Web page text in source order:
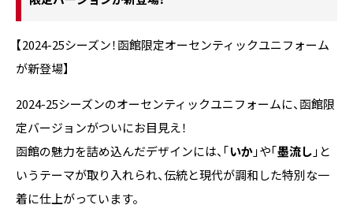
【2024-25シーズン！函館限定オーセンティックユニフォーム
が新登場】
2024-25シーズンのオーセンティックユニフォームに、函館限
定バージョンがついにお目見え！
函館の魅力を詰め込んだデザインには、「いか」や「墨流し 」と
いうテーマが取り入れられ、伝統と現代が調和した特別な一
着に仕上がっています。